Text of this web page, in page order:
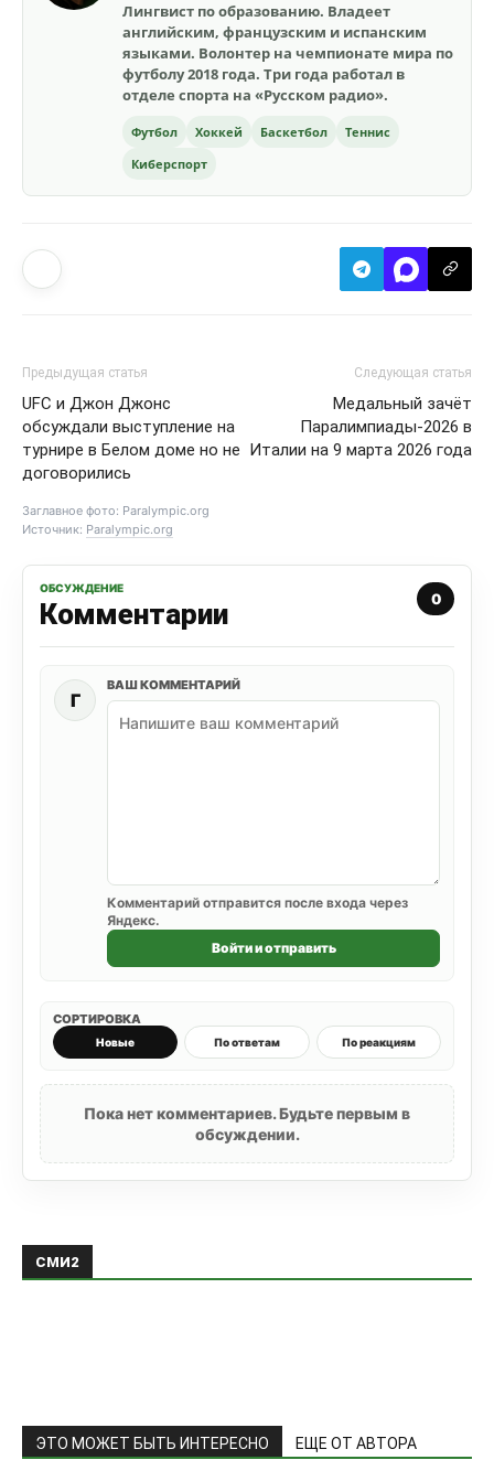
Лингвист по образованию. Владеет
английским, французским и испанским
языками. Волонтер на чемпионате мира по
футболу 2018 года. Три года работал в
отделе спорта на «Русском радио».
Футбол Хоккей Баскетбол
Теннис
Киберспорт
Предыдущая статья
UFC и Джон Джонс
обсуждали выступление на
турнире в Белом доме но не
договорились
Следующая статья
Медальный зачёт
Паралимпиады-2026 в
Италии на 9 марта 2026 года
Заглавное фото: Paralympic.org
Источник: Paralympic.org
ОБСУЖДЕНИЕ
Комментарии 0
Г
ВАШ КОММЕНТАРИЙ
Комментарий отправится после входа через
Яндекс.
Войти и отправить
СОРТИРОВКА
Новые По ответам По реакциям
Пока нет комментариев. Будьте первым в
обсуждении.
СМИ2
ЭТО МОЖЕТ БЫТЬ ИНТЕРЕСНО ЕЩЕ ОТ АВТОРА